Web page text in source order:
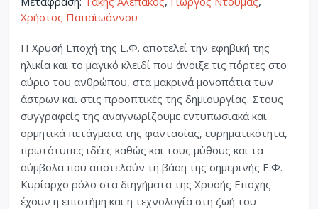
Χρήστος Παπαϊωάννου
Η Χρυσή Εποχή της Ε.Φ. αποτελεί την εφηβική της
ηλικία και το μαγικό κλειδί που άνοιξε τις πόρτες στο
αύριο του ανθρώπου, στα μακρινά μονοπάτια των
άστρων και στις προοπτικές της δημιουργίας. Στους
συγγραφείς της αναγνωρίζουμε εντυπωσιακά και
ορμητικά πετάγματα της φαντασίας, ευρηματικότητα,
πρωτότυπες ιδέες καθώς και τους μύθους και τα
σύμβολα που αποτελούν τη βάση της σημερινής Ε.Φ.
Κυρίαρχο ρόλο στα διηγήματα της Χρυσής Εποχής
έχουν η επιστήμη και η τεχνολογία στη ζωή του